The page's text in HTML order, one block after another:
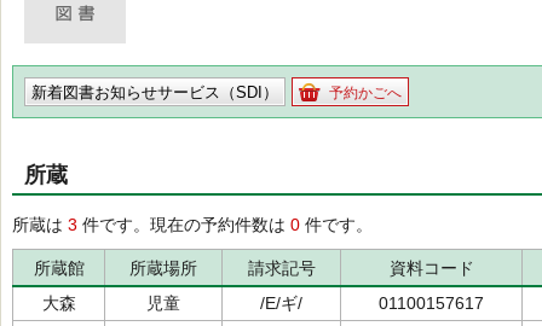
新着図書お知らせサービス（SDI） 予約かごへ
所蔵
所蔵は 3 件です。現在の予約件数は 0 件です。
所蔵館 所蔵場所 請求記号
資料コード
大森
児童 /E/ギ/
01100157617